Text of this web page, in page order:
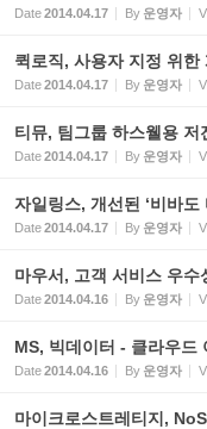
Date2014.04.17 By 운영자
퀵로직, 사용자 지정 위한
Date2014.04.17 By 운영자
티뮤, 팀그룹 하스웰용 저
Date2014.04.17 By 운영자
자일링스, 개선된 ‘비바도
Date2014.04.17 By 운영자
마우서, 고객 서비스 우수
Date2014.04.16 By 운영자
MS, 빅데이터 - 클라우드
Date2014.04.16 By 운영자
마이크로스트레티지,